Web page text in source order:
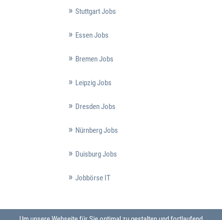
Stuttgart Jobs
Essen Jobs
Bremen Jobs
Leipzig Jobs
Dresden Jobs
Nürnberg Jobs
Duisburg Jobs
Jobbörse IT